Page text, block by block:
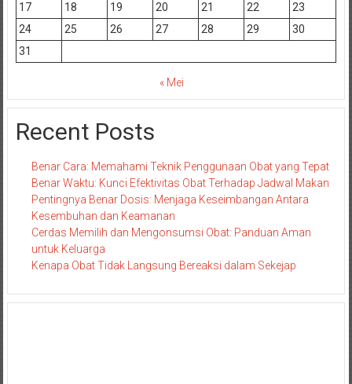
17
18 19 20 21 22
23
24
25 26 27 28 29
30
31
« Mei
Recent Posts
Benar Cara: Memahami Teknik Penggunaan Obat yang Tepat
Benar Waktu: Kunci Efektivitas Obat Terhadap Jadwal Makan
Pentingnya Benar Dosis: Menjaga Keseimbangan Antara
Kesembuhan dan Keamanan
Cerdas Memilih dan Mengonsumsi Obat: Panduan Aman
untuk Keluarga
Kenapa Obat Tidak Langsung Bereaksi dalam Sekejap